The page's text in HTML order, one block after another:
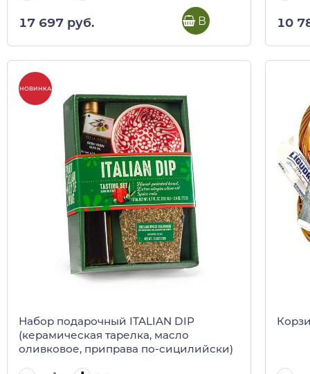
17 697 руб. В корзину 10
НОВИНКА
Набор подарочный ITALIAN DIP
(керамическая тарелка, масло
оливковое, приправа по-сицилийски)